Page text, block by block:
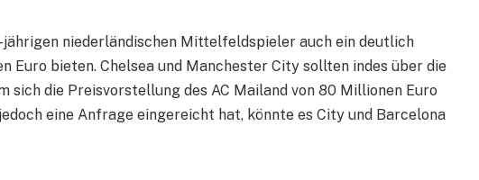
niederländischen Mittelfeldspieler auch ein deutlich
Euro bieten. Chelsea und Manchester City sollten indes über die
sich die Preisvorstellung des AC Mailand von 80 Millionen Euro
eine Anfrage eingereicht hat, könnte es City und Barcelona